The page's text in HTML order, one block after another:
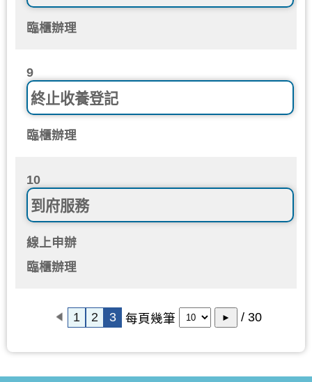
臨櫃辦理
9
終止收養登記
臨櫃辦理
10
到府服務
線上申辦
臨櫃辦理
1 2 3 每頁幾筆 ► / 30